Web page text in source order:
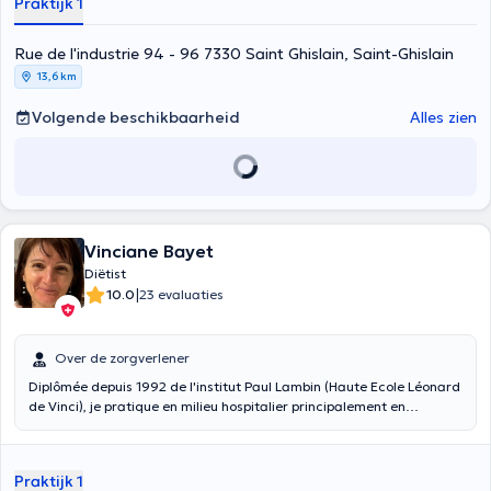
Rue de l'industrie 94 - 96 7330 Saint Ghislain, Saint-Ghislain
13,6 km
Volgende beschikbaarheid Alles zien
Vinciane Bayet
Diëtist
10.0|23 evaluaties
Over de zorgverlener
Diplômée depuis 1992 de l'institut Paul Lambin (Haute Ecole Léonard
de Vinci), je pratique en milieu hospitalier principalement en
également des autres pathologies. Je prends le temps de vous faire
adaptations alimentaires qui en découlent. J'élabore avec votre
Praktijk 1